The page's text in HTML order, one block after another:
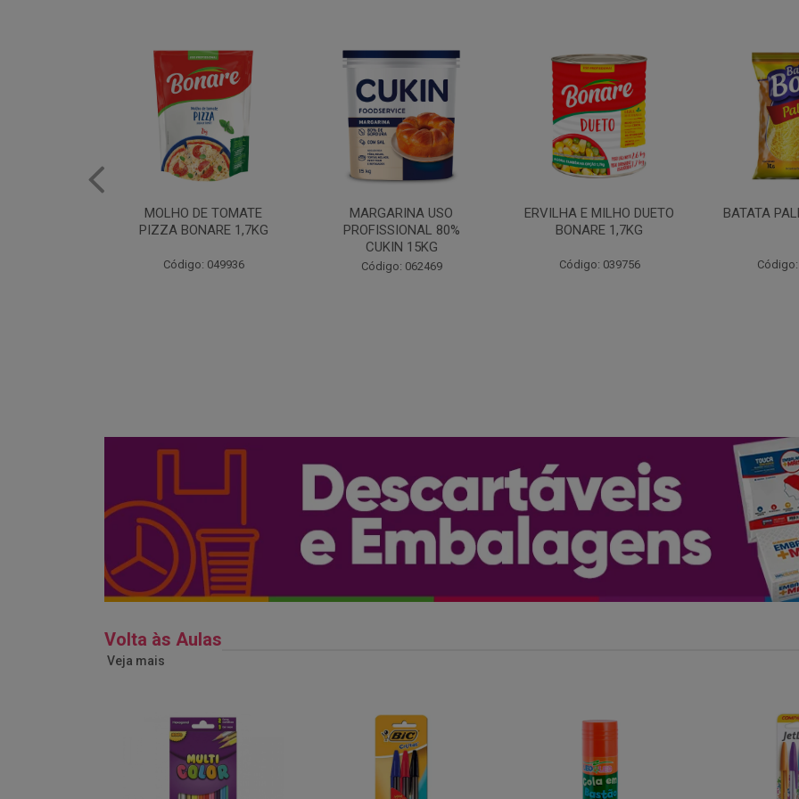
MARGARINA USO
PROFISSIONAL 80%
Código: 062469
ERVILHA E MILHO DUETO
BONARE 1,7KG
Código: 039756
BATATA PALHA BOA 1KG
Código: 052647
Volta às Aulas
Veja mais